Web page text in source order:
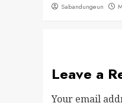
Sabandungeun
Leave a
Your email